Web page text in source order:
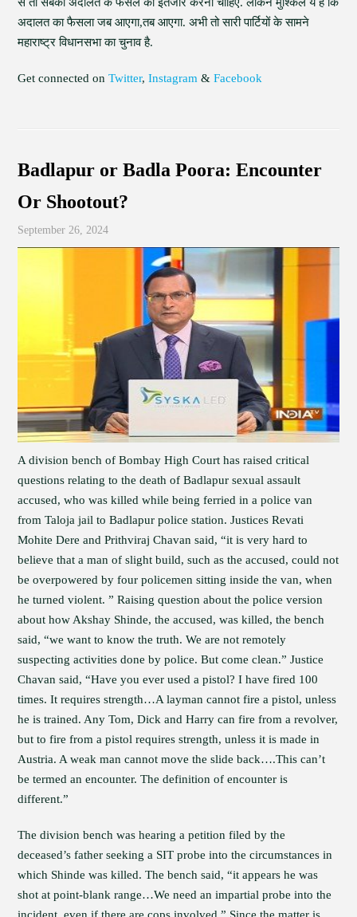
अदालत का फैसला जब आएगा,तब आएगा. अभी तो सारी पार्टियों के सामने
महाराष्ट्र विधानसभा का चुनाव है.
Get connected onTwitter,Instagram &Facebook
Badlapur or Badla Poora: Encounter
Or Shootout?
September 26, 2024
A division bench of Bombay High Court has raised critical
questions relating to the death of Badlapur sexual assault
accused, who was killed while being ferried in a police van
from Taloja jail to Badlapur police station. Justices Revati
Mohite Dere and Prithviraj Chavan said, “it is very hard to
believe that a man of slight build, such as the accused, could not
be overpowered by four policemen sitting inside the van, when
he turned violent. ” Raising question about the police version
about how Akshay Shinde, the accused, was killed, the bench
said, “we want to know the truth. We are not remotely
suspecting activities done by police. But come clean.” Justice
Chavan said, “Have you ever used a pistol? I have fired 100
times. It requires strength…A layman cannot fire a pistol, unless
he is trained. Any Tom, Dick and Harry can fire from a revolver,
but to fire from a pistol requires strength, unless it is made in
Austria. A weak man cannot move the slide back….This can’t
be termed an encounter. The definition of encounter is
different.”
The division bench was hearing a petition filed by the
deceased’s father seeking a SIT probe into the circumstances in
which Shinde was killed. The bench said, “it appears he was
shot at point-blank range…We need an impartial probe into the
incident, even if there are cops involved.” Since the matter is